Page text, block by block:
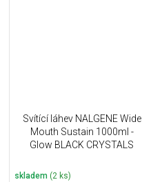
Svítící láhev NALGENE Wide
Mouth Sustain 1000ml -
Glow BLACK CRYSTALS
skladem (2 ks)